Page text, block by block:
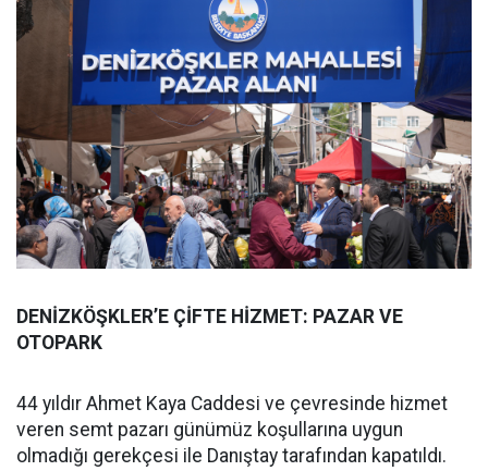
DENİZKÖŞKLER’E ÇİFTE HİZMET: PAZAR VE
OTOPARK
44 yıldır Ahmet Kaya Caddesi ve çevresinde hizmet
veren semt pazarı günümüz koşullarına uygun
olmadığı gerekçesi ile Danıştay tarafından kapatıldı.